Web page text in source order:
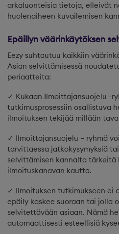
arkaluonteisia tietoja, elleivät
huolenaiheen kuvailemisen
Epäillyn väärinkäytöksen
Eezy suhtautuu kaikkiin
Asian selvittämisessä
periaatteita:
✓ Kukaan Ilmoittajansuojelu -
tutkimusprosessiin osallistuva
ilmoituksen tekijää millään
✓ Ilmoittajansuojelu – ryhmä
tarvittaessa jatkokysymyksiä
selvittämisen kannalta
ilmoituskanavan kautta.
✓ Ilmoituksen tutkimukseen ei
epäily koskee suoraan tai jolla
selvitettävään asiaan. Nämä
automaattisesti esteellisiä